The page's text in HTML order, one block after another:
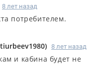
8 лет назад
потребителем.
) 8 лет назад
и кабина будет не